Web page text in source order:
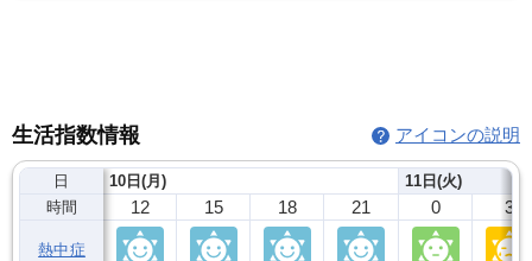
生活指数情報 アイコンの説明
日
時間
熱中症
10日(月)
12 15 18 21
11日(火)
0 3